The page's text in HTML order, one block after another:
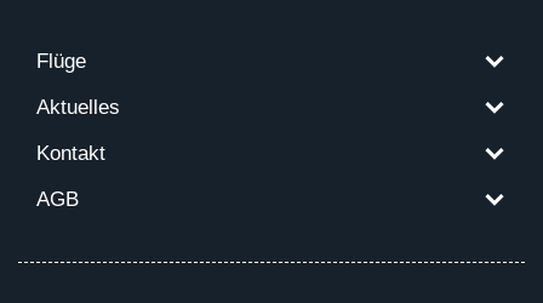
Flüge
Aktuelles
Kontakt
AGB